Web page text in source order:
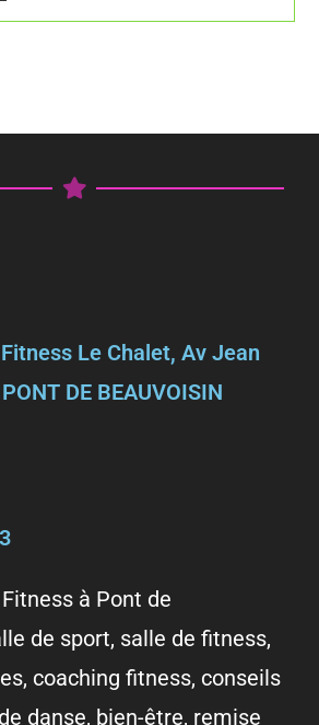
Le Chalet, Av Jean
DE BEAUVOISIN
à Pont de
de sport, salle de fitness,
coaching fitness, conseils
danse, bien-être, remise